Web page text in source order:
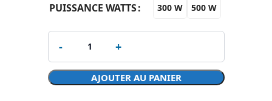
PUISSANCE WATTS
300 W 500 W
AJOUTER AU PANIER